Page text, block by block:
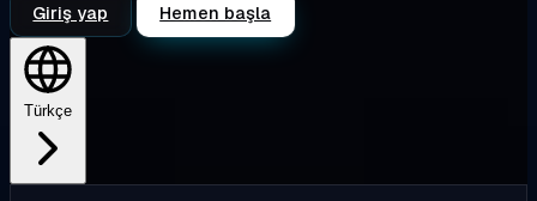
Giriş yap Hemen başla
Türkçe